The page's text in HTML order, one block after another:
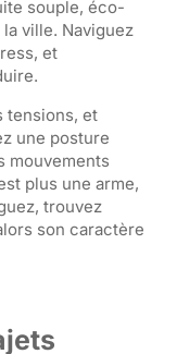
souple, éco-
ville. Naviguez
et
tensions, et
une posture
mouvements
plus une arme,
trouvez
son caractère